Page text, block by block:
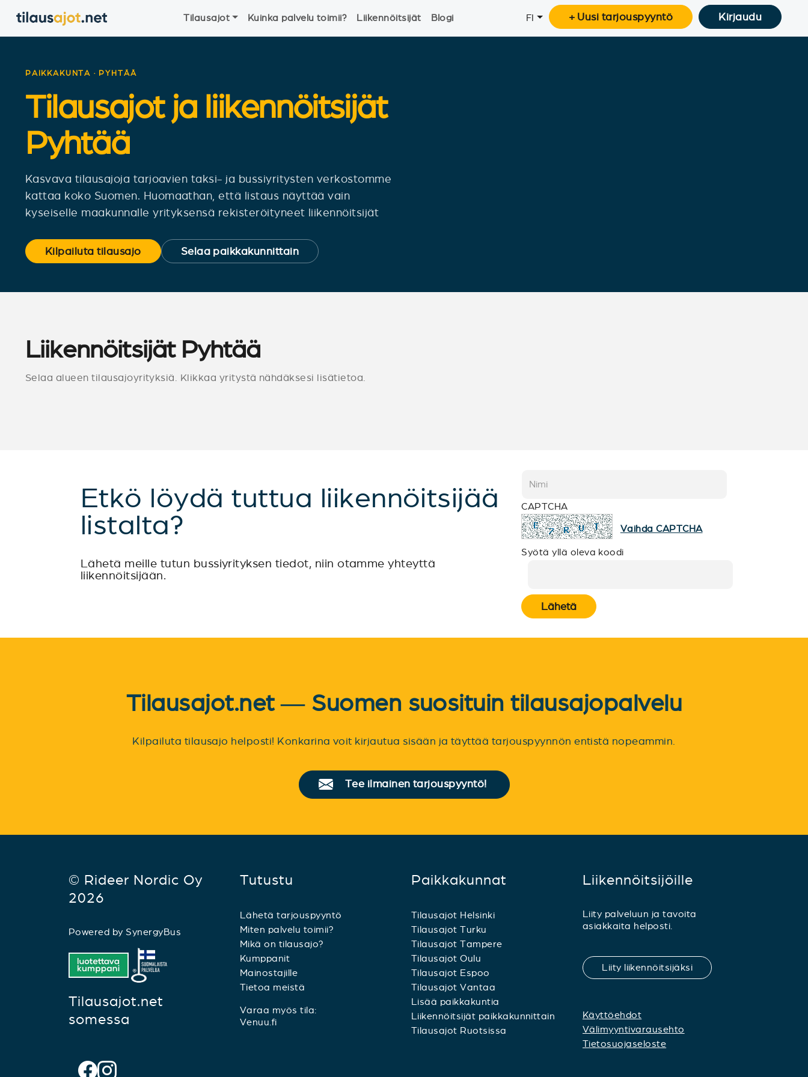
Tilausajot Kuinka palvelu toimii? Liikennöitsijät Blogi FI + Uusi tarjouspyyntö Kirjaudu
PAIKKAKUNTA · PYHTÄÄ
Tilausajot ja liikennöitsijät
Pyhtää
Kasvava tilausajoja tarjoavien taksi- ja bussiyritysten verkostomme
kattaa koko Suomen. Huomaathan, että listaus näyttää vain
kyseiselle maakunnalle yrityksensä rekisteröityneet liikennöitsijät
Kilpailuta tilausajo Selaa paikkakunnittain
Liikennöitsijät Pyhtää
Selaa alueen tilausajoyrityksiä. Klikkaa yritystä nähdäksesi lisätietoa.
Etkö löydä tuttua liikennöitsijää
listalta?
Lähetä meille tutun bussiyrityksen tiedot, niin otamme yhteyttä
liikennöitsijään.
CAPTCHA
Vaihda CAPTCHA
Syötä yllä oleva koodi
Lähetä
Tilausajot.net — Suomen suosituin tilausajopalvelu
Kilpailuta tilausajo helposti! Konkarina voit kirjautua sisään ja täyttää tarjouspyynnön entistä nopeammin.
Tee ilmainen tarjouspyyntö!
© Rideer Nordic Oy
2026
Powered by SynergyBus
Tilausajot.net
somessa
Tutustu
Lähetä tarjouspyyntö
Miten palvelu toimii?
Mikä on tilausajo?
Kumppanit
Mainostajille
Tietoa meistä
Varaa myös tila:
Venuu.fi
Paikkakunnat
Tilausajot Helsinki
Tilausajot Turku
Tilausajot Tampere
Tilausajot Oulu
Tilausajot Espoo
Tilausajot Vantaa
Lisää paikkakuntia
Liikennöitsijät paikkakunnittain
Tilausajot Ruotsissa
Liikennöitsijöille
Liity palveluun ja tavoita
asiakkaita helposti.
Liity liikennöitsijäksi
Käyttöehdot
Välimyyntivarausehto
Tietosuojaseloste